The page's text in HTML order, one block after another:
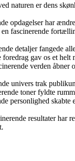
naturen er dens
opdagelser har
fascinerende
detaljer fangede
foredrag gav os et helt
verden åbner
univers trak
toner fyldte
personlighed skabte
resultater har